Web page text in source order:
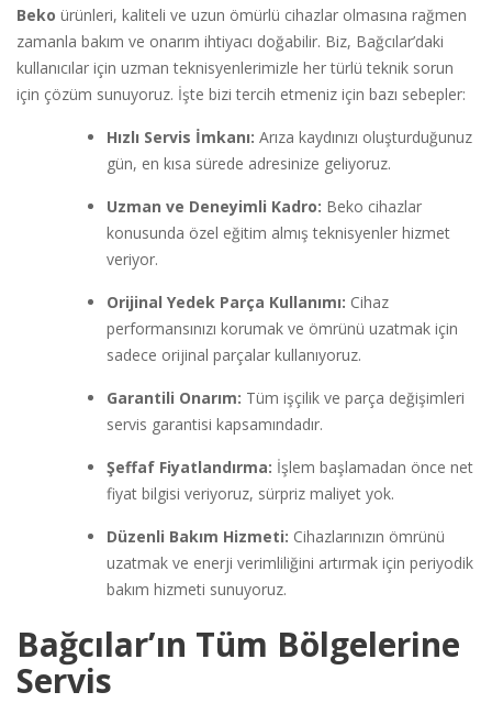
Beko ürünleri, kaliteli ve uzun ömürlü cihazlar olmasına rağmen
zamanla bakım ve onarım ihtiyacı doğabilir. Biz, Bağcılar’daki
kullanıcılar için uzman teknisyenlerimizle her türlü teknik sorun
için çözüm sunuyoruz. İşte bizi tercih etmeniz için bazı sebepler:
Hızlı Servis İmkanı: Arıza kaydınızı oluşturduğunuz
gün, en kısa sürede adresinize geliyoruz.
Uzman ve Deneyimli Kadro: Beko cihazlar
konusunda özel eğitim almış teknisyenler hizmet
veriyor.
Orijinal Yedek Parça Kullanımı: Cihaz
performansınızı korumak ve ömrünü uzatmak için
sadece orijinal parçalar kullanıyoruz.
Garantili Onarım: Tüm işçilik ve parça değişimleri
servis garantisi kapsamındadır.
Şeffaf Fiyatlandırma: İşlem başlamadan önce net
fiyat bilgisi veriyoruz, sürpriz maliyet yok.
Düzenli Bakım Hizmeti: Cihazlarınızın ömrünü
uzatmak ve enerji verimliliğini artırmak için periyodik
bakım hizmeti sunuyoruz.
Bağcılar’ın Tüm Bölgelerine
Servis